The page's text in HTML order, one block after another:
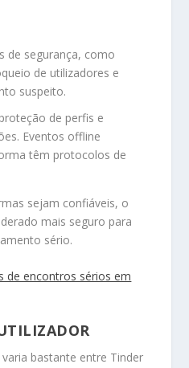
de segurança, como
de utilizadores e
suspeito.
de perfis e
Eventos offline
têm protocolos de
sejam confiáveis, o
mais seguro para
sério.
de encontros sérios em
bastante entre Tinder